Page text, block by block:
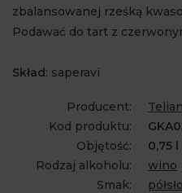
zbalansowanej rześką
Podawać do tart z
Skład: saperavi
Producent:
Kod produktu:
Objętość:
0,75 l
Rodzaj alkoholu:
wino
Smak: